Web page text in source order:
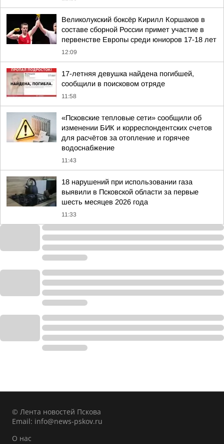
Великолукский боксёр Кирилл Коршаков в
составе сборной России примет участие в
первенстве Европы среди юниоров 17-18 лет
12:09
17-летняя девушка найдена погибшей,
сообщили в поисковом отряде
11:58
«Псковские тепловые сети» сообщили об
изменении БИК и корреспондентских счетов
для расчётов за отопление и горячее
водоснабжение
11:43
18 нарушений при использовании газа
выявили в Псковской области за первые
шесть месяцев 2026 года
11:33
© Лента новостей Пскова
Email: info@news-pskov.ru
О нас